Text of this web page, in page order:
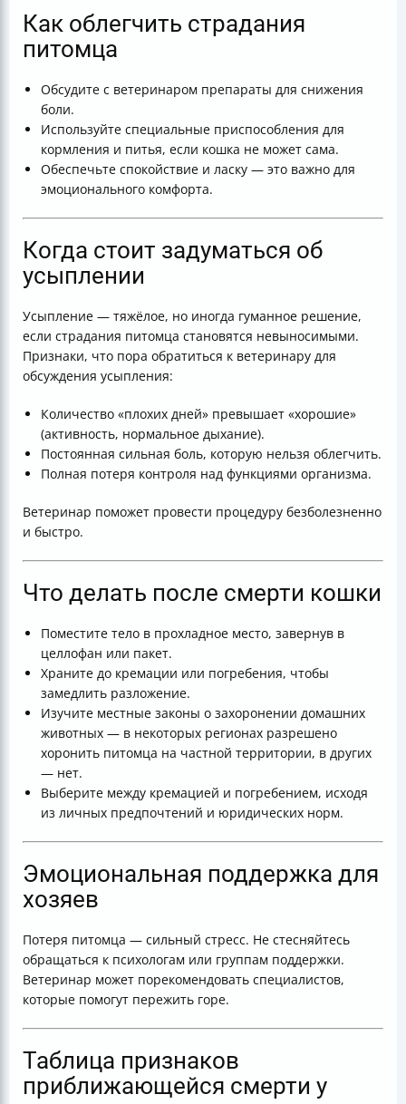
Как облегчить страдания
питомца
Обсудите с ветеринаром препараты для снижения
боли.
Используйте специальные приспособления для
кормления и питья, если кошка не может сама.
Обеспечьте спокойствие и ласку — это важно для
эмоционального комфорта.
Когда стоит задуматься об
усыплении
Усыпление — тяжёлое, но иногда гуманное решение,
если страдания питомца становятся невыносимыми.
Признаки, что пора обратиться к ветеринару для
обсуждения усыпления:
Количество «плохих дней» превышает «хорошие»
(активность, нормальное дыхание).
Постоянная сильная боль, которую нельзя облегчить.
Полная потеря контроля над функциями организма.
Ветеринар поможет провести процедуру безболезненно
и быстро.
Что делать после смерти кошки
Поместите тело в прохладное место, завернув в
целлофан или пакет.
Храните до кремации или погребения, чтобы
замедлить разложение.
Изучите местные законы о захоронении домашних
животных — в некоторых регионах разрешено
хоронить питомца на частной территории, в других
— нет.
Выберите между кремацией и погребением, исходя
из личных предпочтений и юридических норм.
Эмоциональная поддержка для
хозяев
Потеря питомца — сильный стресс. Не стесняйтесь
обращаться к психологам или группам поддержки.
Ветеринар может порекомендовать специалистов,
которые помогут пережить горе.
Таблица признаков
приближающейся смерти у